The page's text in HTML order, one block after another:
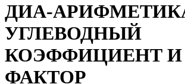
ДИА-
УГЛЕВОДНЫЙ
КОЭФФИЦИЕНТ И
ФАКТОР